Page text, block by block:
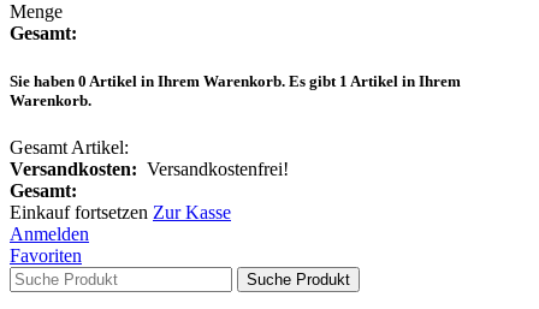
Menge
Gesamt:
Sie haben 0 Artikel in Ihrem Warenkorb. Es gibt 1 Artikel in Ihrem
Warenkorb.
Gesamt Artikel:
Versandkosten: Versandkostenfrei!
Gesamt:
Einkauf fortsetzen Zur Kasse
Anmelden
Favoriten
Suche Produkt